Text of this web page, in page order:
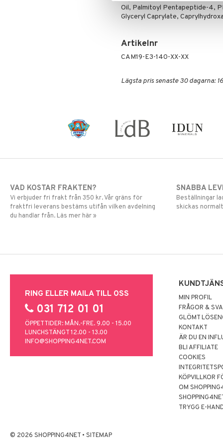
Oil, Palmitoyl Pentapeptide-4,
Glyceryl Caprylate,
Artikelnr
CAM19-E3-140-XX-XX
Lägsta pris senaste 30 dagarna:
VAD KOSTAR FRAKTEN?
Vi erbjuder fri frakt från 350 kr. Vår gräns för
fraktfri leverans bestäms utifån vilken avdelning
du handlar från. Läs mer här »
SNABBA
Beställningar
skickas
RING ELLER MAILA TILL OSS
031 712 01 01
ÖPPETTIDER: MÅN.-FRE. 9.00 - 15.00
LUNCHSTÄNGT 12.00 - 13.00
INFO@SHOPPING4NET.COM
MIN PROFIL
FRÅGOR &
GLÖMT
KONTAKT
ÄR DU EN
BLI AFFILIATE
COOKIES
KÖPVILLKOR
OM
TRYGG E-
© 2026 SHOPPING4NET • SITEMAP